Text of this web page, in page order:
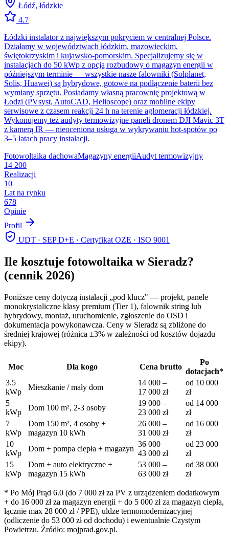
Łódź, łódzkie
4.7
Łódzki instalator z największym pokryciem w centralnej Polsce.
Działamy w województwach łódzkim, mazowieckim,
świętokrzyskim i kujawsko-pomorskim. Specjalizujemy się w
instalacjach do 50 kWp z opcją rozbudowy o magazyn energii w
późniejszym terminie — wszystkie nasze falowniki (Solplanet,
Solis, Huawei) są hybrydowe, gotowe na podłączenie baterii bez
wymiany sprzętu. Posiadamy własną pracownię projektową w
Łodzi (PVsyst, AutoCAD, Helioscope) oraz mobilne ekipy
serwisowe z czasem reakcji 24 h na terenie aglomeracji łódzkiej.
Wykonujemy też audyty termowizyjne paneli dronem DJI Mavic 3T
z kamerą IR — nieoceniona usługa w wykrywaniu hot-spotów po
3–5 latach pracy instalacji.
Fotowoltaika dachowaMagazyny energiiAudyt termowizyjny
14 200
Realizacji
10
Lat na rynku
678
Opinie
Profil
UDT · SEP D+E · Certyfikat OZE · ISO 9001
Ile kosztuje fotowoltaika w Sieradz?
(cennik 2026)
Poniższe ceny dotyczą instalacji „pod klucz" — projekt, panele
monokrystaliczne klasy premium (Tier 1), falownik string lub
hybrydowy, montaż, uruchomienie, zgłoszenie do OSD i
dokumentacja powykonawcza. Ceny w Sieradz są zbliżone do
średniej krajowej (różnica ±3% w zależności od kosztów dojazdu
ekipy).
Moc Dla kogo Cena brutto
Po
dotacjach*
3.5
kWp
Mieszkanie / mały dom
14 000 –
17 000 zł
od 10 000
zł
5
kWp
Dom 100 m², 2-3 osoby
19 000 –
23 000 zł
od 14 000
zł
7
kWp
Dom 150 m², 4 osoby +
magazyn 10 kWh
26 000 –
31 000 zł
od 16 000
zł
10
kWp
Dom + pompa ciepła + magazyn
36 000 –
43 000 zł
od 23 000
zł
15
kWp
Dom + auto elektryczne +
magazyn 15 kWh
53 000 –
63 000 zł
od 38 000
zł
* Po Mój Prąd 6.0 (do 7 000 zł za PV z urządzeniem dodatkowym
+ do 16 000 zł za magazyn energii + do 5 000 zł za magazyn ciepła,
łącznie max 28 000 zł / PPE), uldze termomodernizacyjnej
(odliczenie do 53 000 zł od dochodu) i ewentualnie Czystym
Powietrzu. Źródło: mojprad.gov.pl.